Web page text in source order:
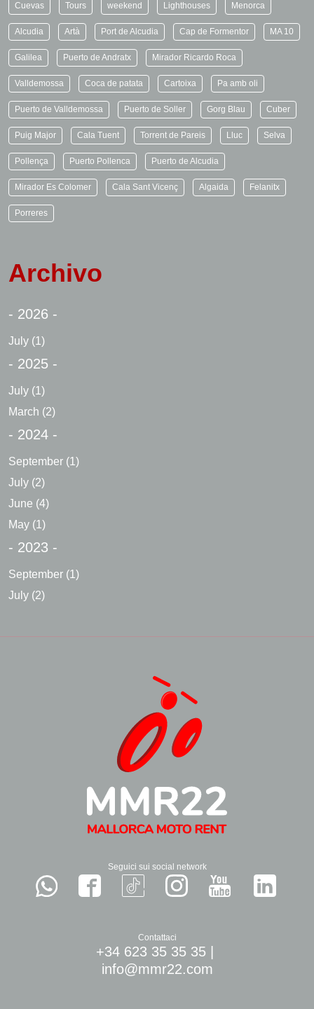
Cuevas Tours weekend Lighthouses Menorca
Alcudia Artà Port de Alcudia Cap de Formentor MA 10
Galilea Puerto de Andratx Mirador Ricardo Roca
Valldemossa Coca de patata Cartoixa Pa amb oli
Puerto de Valldemossa Puerto de Soller Gorg Blau Cuber
Puig Major Cala Tuent Torrent de Pareis Lluc Selva
Pollença Puerto Pollenca Puerto de Alcudia
Mirador Es Colomer Cala Sant Vicenç Algaida Felanitx
Porreres
Archivo
- 2026 -
July (1)
- 2025 -
July (1)
March (2)
- 2024 -
September (1)
July (2)
June (4)
May (1)
- 2023 -
September (1)
July (2)
Seguici sui social network
Contattaci
+34 623 35 35 35
info@mmr22.com